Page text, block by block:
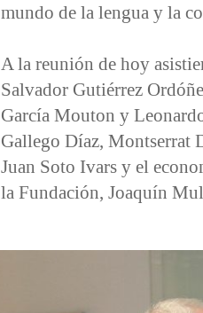
mundo de la lengua y la
A la reunión de hoy
Salvador Gutiérrez
García Mouton y
Gallego Díaz, Montserrat
Juan Soto Ivars y el
la Fundación, Joaquín